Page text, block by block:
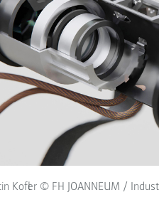
Kofler © FH JOANNEUM /